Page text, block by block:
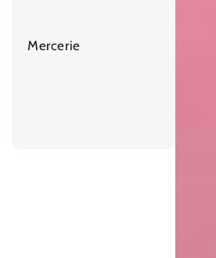
Mercerie